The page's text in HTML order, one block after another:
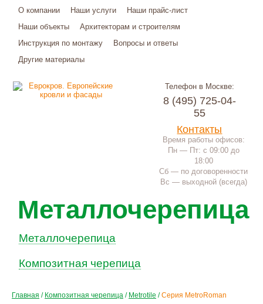
О компании Наши услуги
Наши прайс-лист
Наши объекты
Архитекторам и строителям
Инструкция по монтажу
Вопросы и ответы
Другие материалы
Телефон в Москве:
8 (495) 725-04-
55
Контакты
Время работы офисов:
Пн — Пт: с 09:00 до
18:00
Сб — по договоренности
Вс — выходной (всегда)
Металлочерепица
Металлочерепица
Композитная черепица
Главная / Композитная черепица / Metrotile /Серия MetroRoman